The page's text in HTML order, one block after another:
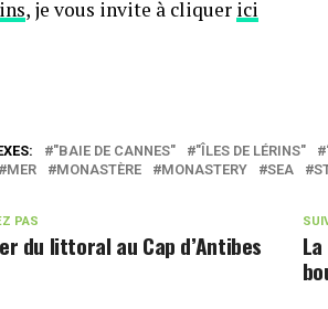
, je vous invite à cliquer ici
"BAIE DE CANNES" "ÎLES DE LÉRINS"
MER MONASTÈRE MONASTERY SEA
PAS
du littoral au Cap d’Antibes